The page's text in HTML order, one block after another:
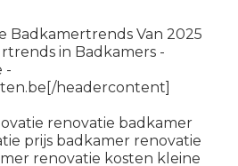
Badkamertrends Van 2025
in Badkamers -
-
headercontent]